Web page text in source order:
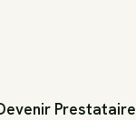
Prestataire